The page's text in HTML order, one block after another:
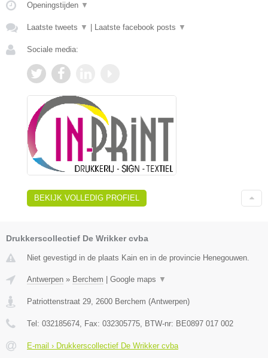
Openingstijden ▼
Laatste tweets ▼ Laatste facebook posts ▼
Sociale media:
BEKIJK VOLLEDIG PROFIEL
Drukkerscollectief De Wrikker cvba
Niet gevestigd in de plaats Kain en in de provincie Henegouwen.
Antwerpen » Berchem Google maps ▼
Patriottenstraat 29, 2600 Berchem (Antwerpen)
Tel: 032185674, Fax: 032305775, BTW-nr: BE0897 017 002
E-mail › Drukkerscollectief De Wrikker cvba